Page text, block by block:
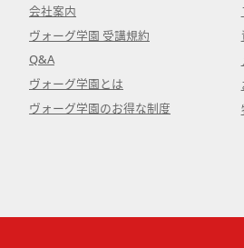
会社案内
ヴォーグ学園 受講規約
Q&A
ヴォーグ学園とは
ヴォーグ学園のお得な制度